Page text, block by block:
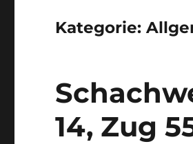
Kategorie:
14, Zug